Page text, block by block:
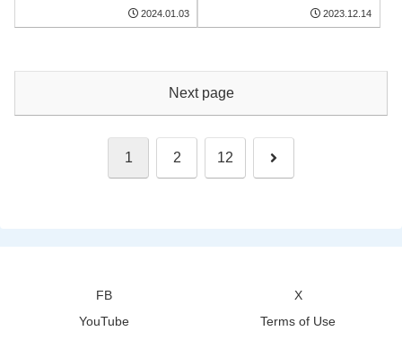
2024.01.03 2023.12.14
Next page
1 2 12 Next
FB
X
YouTube
Terms of Use